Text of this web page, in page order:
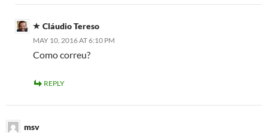
Cláudio Tereso
MAY 10, 2016 AT 6:10 PM
Como correu?
REPLY
msv